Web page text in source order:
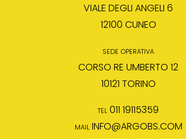
VIALE DEGLI ANGELI 6
12100 CUNEO
sede operativa
CORSO RE UMBERTO 12
10121 TORINO
tel 011 19115359
mailINFO@ARGOBS.COM